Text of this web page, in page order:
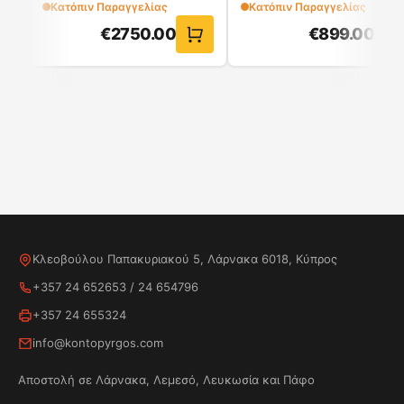
κατά του τσαλακώματος, είναι η απόλυτη λύση
για πολυάσχολες, σύγχρονες οικογένειες.
Αποδοτικό, έξυπνο και σχεδιασμένο για υψηλές
ρούχα ή ρούχα εργασίας όταν τα χρειάζεστε
Κατόπιν Παραγγελίας
€2750.00
Κατόπιν Παραγγελίας
€899.00
Κλεοβούλου Παπακυριακού 5, Λάρνακα 6018, Κύπρος
+357 24 652653 / 24 654796
+357 24 655324
info@kontopyrgos.com
Αποστολή σε Λάρνακα, Λεμεσό, Λευκωσία και Πάφο